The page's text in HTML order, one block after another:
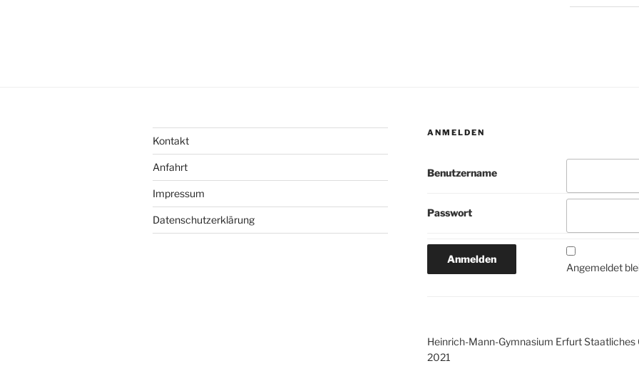
Kontakt
Anfahrt
Impressum
Datenschutzerklärung
ANMELDEN
Benutzername
Passwort
Angemeldet
Heinrich-Mann-Gymnasium Erfurt Staatliches
2021